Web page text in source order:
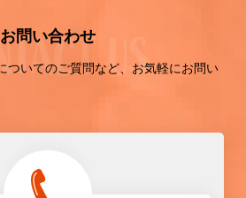
お問い合わせ
ついてのご質問など、お気軽にお問い